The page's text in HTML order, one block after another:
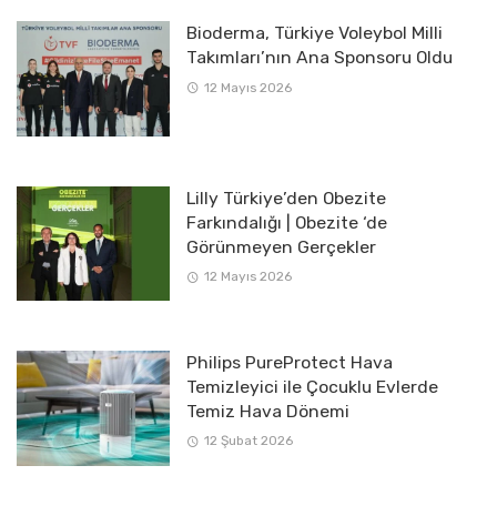
Bioderma, Türkiye Voleybol Milli
Takımları’nın Ana Sponsoru Oldu
12 Mayıs 2026
Lilly Türkiye’den Obezite
Farkındalığı | Obezite ‘de
Görünmeyen Gerçekler
12 Mayıs 2026
Philips PureProtect Hava
Temizleyici ile Çocuklu Evlerde
Temiz Hava Dönemi
12 Şubat 2026